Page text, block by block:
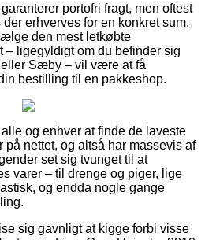
portofri fragt, men oftest
erhverves for en konkret sum.
den mest letkøbte
– ligegyldigt om du befinder sig
Sæby – vil være at få
bestilling til en pakkeshop.
og enhver at finde de laveste
nettet, og altså har massevis af
set sig tvunget til at
varer – til drenge og piger, lige
og endda nogle gange
sig gavnligt at kigge forbi visse